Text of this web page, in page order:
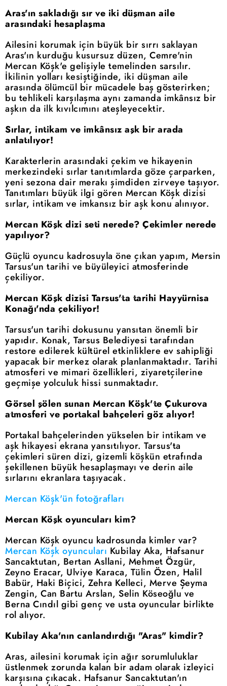
Aras'ın sakladığı sır ve iki düşman aile
arasındaki hesaplaşma
Ailesini korumak için büyük bir sırrı saklayan
Aras'ın kurduğu kusursuz düzen, Cemre'nin
Mercan Köşk'e gelişiyle temelinden sarsılır.
İkilinin yolları kesiştiğinde, iki düşman aile
arasında ölümcül bir mücadele baş gösterirken;
bu tehlikeli karşılaşma aynı zamanda imkânsız bir
aşkın da ilk kıvılcımını ateşleyecektir.
Sırlar, intikam ve imkânsız aşk bir arada
anlatılıyor!
Karakterlerin arasındaki çekim ve hikayenin
merkezindeki sırlar tanıtımlarda göze çarparken,
yeni sezona dair merakı şimdiden zirveye taşıyor.
Tanıtımları büyük ilgi gören Mercan Köşk dizisi
sırlar, intikam ve imkansız bir aşk konu alınıyor.
Mercan Köşk dizi seti nerede? Çekimler nerede
yapılıyor?
Güçlü oyuncu kadrosuyla öne çıkan yapım, Mersin
Tarsus'un tarihi ve büyüleyici atmosferinde
çekiliyor.
Mercan Köşk dizisi Tarsus'ta tarihi Hayyürnisa
Konağı'nda çekiliyor!
Tarsus'un tarihi dokusunu yansıtan önemli bir
yapıdır. Konak, Tarsus Belediyesi tarafından
restore edilerek kültürel etkinliklere ev sahipliği
yapacak bir merkez olarak planlanmaktadır. Tarihi
atmosferi ve mimari özellikleri, ziyaretçilerine
geçmişe yolculuk hissi sunmaktadır.
Görsel şölen sunan Mercan Köşk'te Çukurova
atmosferi ve portakal bahçeleri göz alıyor!
Portakal bahçelerinden yükselen bir intikam ve
aşk hikayesi ekrana yansıtılıyor. Tarsus'ta
çekimleri süren dizi, gizemli köşkün etrafında
şekillenen büyük hesaplaşmayı ve derin aile
sırlarını ekranlara taşıyacak.
Mercan Köşk'ün fotoğrafları
Mercan Köşk oyuncuları kim?
Mercan Köşk oyuncu kadrosunda kimler var?
Mercan Köşk oyuncuları Kubilay Aka, Hafsanur
Sancaktutan, Bertan Asllani, Mehmet Özgür,
Zeyno Eracar, Ulviye Karaca, Tülin Özen, Halil
Babür, Haki Biçici, Zehra Kelleci, Merve Şeyma
Zengin, Can Bartu Arslan, Selin Köseoğlu ve
Berna Cındıl gibi genç ve usta oyuncular birlikte
rol alıyor.
Kubilay Aka'nın canlandırdığı "Aras" kimdir?
Aras, ailesini korumak için ağır sorumluluklar
üstlenmek zorunda kalan bir adam olarak izleyici
karşısına çıkacak. Hafsanur Sancaktutan'ın